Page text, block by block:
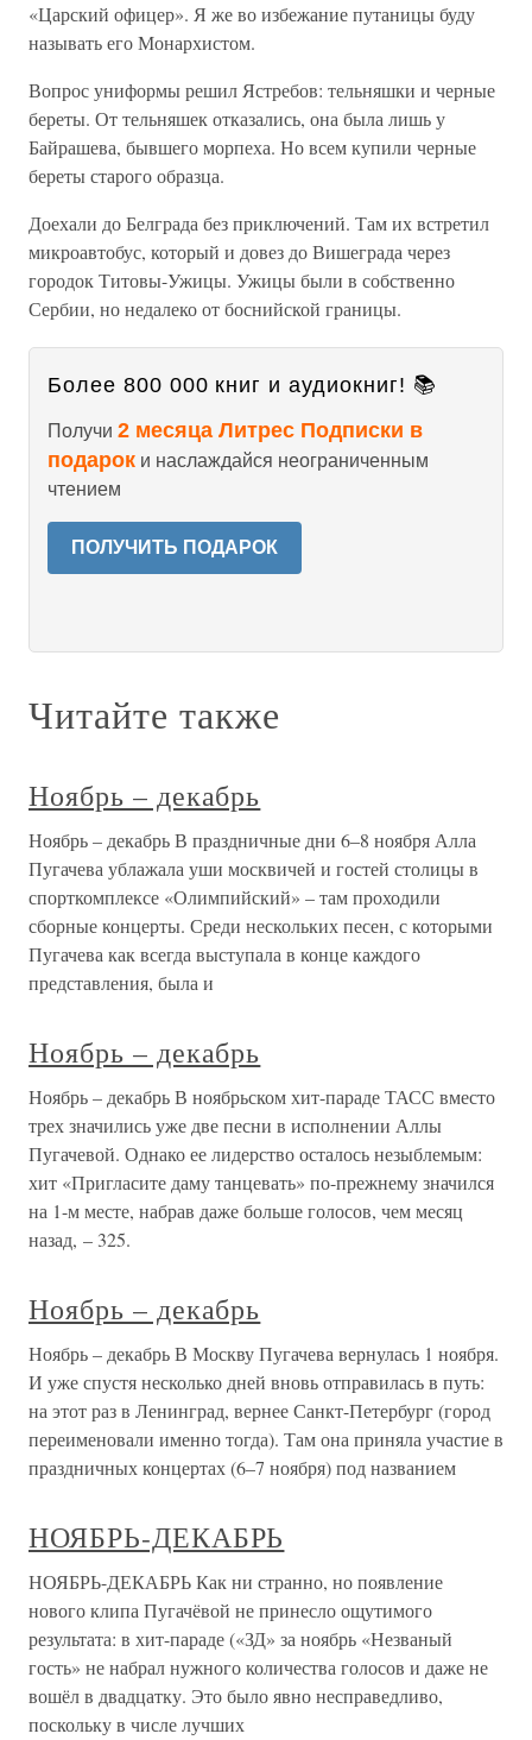
«Царский офицер». Я же во избежание путаницы буду
называть его Монархистом.
Вопрос униформы решил Ястребов: тельняшки и черные
береты. От тельняшек отказались, она была лишь у
Байрашева, бывшего морпеха. Но всем купили черные
береты старого образца.
Доехали до Белграда без приключений. Там их встретил
микроавтобус, который и довез до Вишеграда через
городок Титовы-Ужицы. Ужицы были в собственно
Сербии, но недалеко от боснийской границы.
Более 800 000 книг и аудиокниг! 📚
Получи 2 месяца Литрес Подписки в
подарок и наслаждайся неограниченным
чтением
ПОЛУЧИТЬ ПОДАРОК
Читайте также
Ноябрь – декабрь
Ноябрь – декабрь В праздничные дни 6–8 ноября Алла
Пугачева ублажала уши москвичей и гостей столицы в
спорткомплексе «Олимпийский» – там проходили
сборные концерты. Среди нескольких песен, с которыми
Пугачева как всегда выступала в конце каждого
представления, была и
Ноябрь – декабрь
Ноябрь – декабрь В ноябрьском хит-параде ТАСС вместо
трех значились уже две песни в исполнении Аллы
Пугачевой. Однако ее лидерство осталось незыблемым:
хит «Пригласите даму танцевать» по-прежнему значился
на 1-м месте, набрав даже больше голосов, чем месяц
назад, – 325.
Ноябрь – декабрь
Ноябрь – декабрь В Москву Пугачева вернулась 1 ноября.
И уже спустя несколько дней вновь отправилась в путь:
на этот раз в Ленинград, вернее Санкт-Петербург (город
переименовали именно тогда). Там она приняла участие в
праздничных концертах (6–7 ноября) под названием
НОЯБРЬ-ДЕКАБРЬ
НОЯБРЬ-ДЕКАБРЬ Как ни странно, но появление
нового клипа Пугачёвой не принесло ощутимого
результата: в хит-параде («ЗД» за ноябрь «Незваный
гость» не набрал нужного количества голосов и даже не
вошёл в двадцатку. Это было явно несправедливо,
поскольку в числе лучших